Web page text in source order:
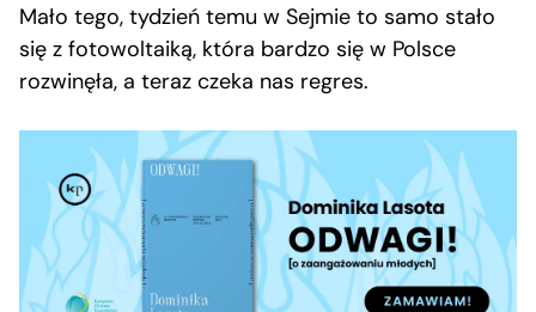
Mało tego, tydzień temu w Sejmie to samo stało
się z fotowoltaiką, która bardzo się w Polsce
rozwinęła, a teraz czeka nas regres.